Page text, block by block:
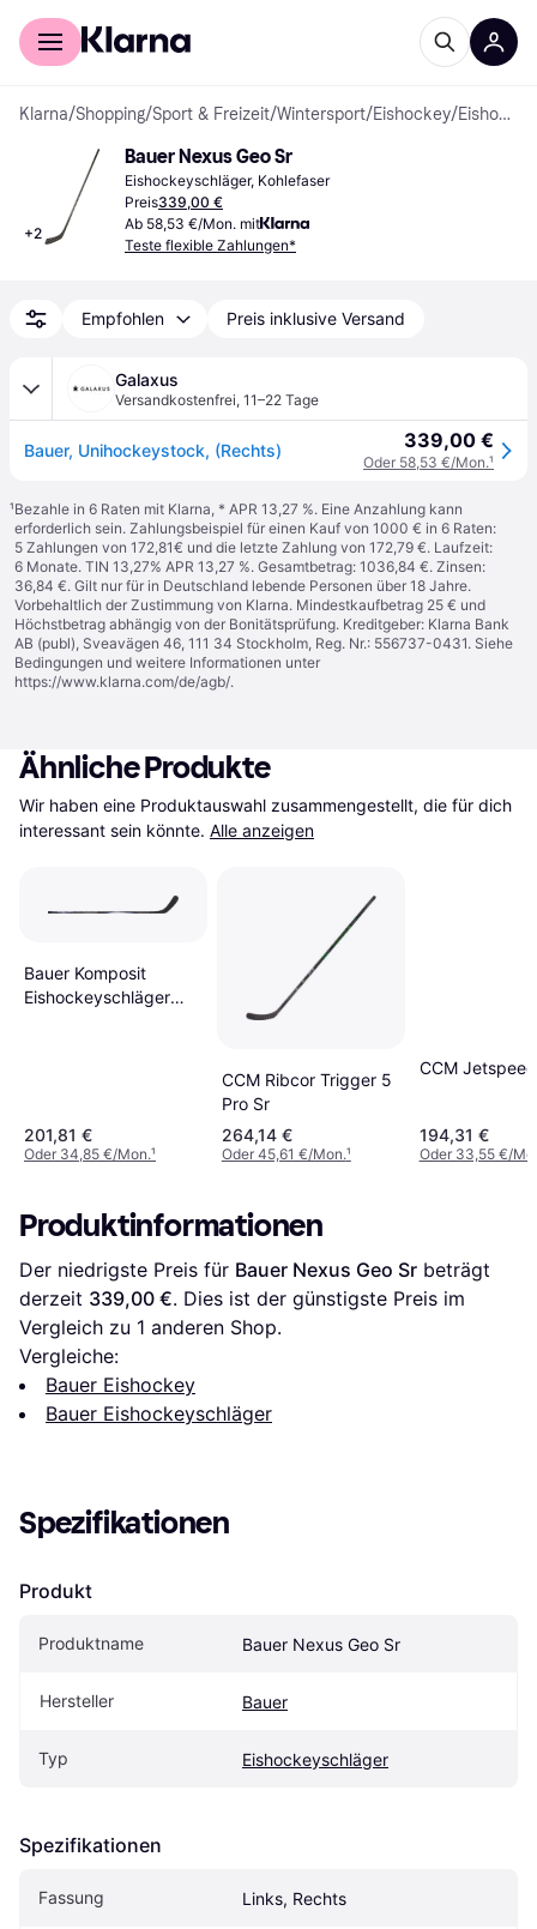
Für Shopper
Klarna/Shopping/Sport & Freizeit/Wintersport/Eishockey/ Eishockeyschläger
+2
Bauer Nexus Geo Sr
Eishockeyschläger, Kohlefaser
Preis339,00 €
Ab 58,53 €/Mon. mit
Teste flexible Zahlungen*
Empfohlen Preis inklusive Versand
Galaxus
Versandkostenfrei, 11–22 Tage
Bauer, Unihockeystock, (Rechts) 339,00 €
Oder 58,53 €/Mon.¹
¹Bezahle in 6 Raten mit Klarna, * APR 13,27 %. Eine Anzahlung kann
erforderlich sein. Zahlungsbeispiel für einen Kauf von 1000 € in 6 Raten:
5 Zahlungen von 172,81€ und die letzte Zahlung von 172,79 €. Laufzeit:
6 Monate. TIN 13,27% APR 13,27 %. Gesamtbetrag: 1036,84 €. Zinsen:
36,84 €. Gilt nur für in Deutschland lebende Personen über 18 Jahre.
Vorbehaltlich der Zustimmung von Klarna. Mindestkaufbetrag 25 € und
Höchstbetrag abhängig von der Bonitätsprüfung. Kreditgeber: Klarna Bank
AB (publ), Sveavägen 46, 111 34 Stockholm, Reg. Nr.: 556737-0431. Siehe
Bedingungen und weitere Informationen unter
https://www.klarna.com/de/agb/.
Ähnliche Produkte
Wir haben eine Produktauswahl zusammengestellt, die für dich
interessant sein könnte. Alle anzeigen
Bauer Komposit
Eishockeyschläger
201,81 €
Oder 34,85 €/Mon.¹
CCM Ribcor Trigger 5
Pro Sr
264,14 €
Oder 45,61 €/Mon.¹
CCM
194,31 €
Oder 33,55 €/
Produktinformationen
Der niedrigste Preis für Bauer Nexus Geo Sr beträgt
derzeit 339,00 €. Dies ist der günstigste Preis im
Vergleich zu 1 anderen Shop.
Vergleiche:
Bauer Eishockey
Bauer Eishockeyschläger
Spezifikationen
Produkt
Produktname Bauer Nexus Geo Sr
Hersteller Bauer
Typ Eishockeyschläger
Spezifikationen
Fassung Links, Rechts